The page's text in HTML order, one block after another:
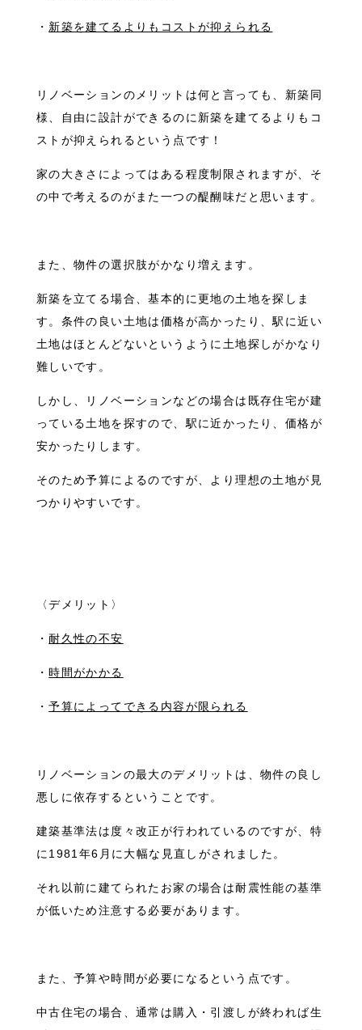
・ 新築を建てるよりもコストが抑えられる
リノベーションのメリットは何と言っても、新築同
様、自由に設計ができるのに新築を建てるよりもコ
ストが抑えられるという点です！
家の大きさによってはある程度制限されますが、そ
の中で考えるのがまた一つの醍醐味だと思います。
また、物件の選択肢がかなり増えます。
新築を立てる場合、基本的に更地の土地を探しま
す。条件の良い土地は価格が高かったり、駅に近い
土地はほとんどないというように土地探しがかなり
難しいです。
しかし、リノベーションなどの場合は既存住宅が建
っている土地を探すので、駅に近かったり、価格が
安かったりします。
そのため予算によるのですが、より理想の土地が見
つかりやすいです。
〈デメリット〉
・耐久性の不安
・時間がかかる
・予算によってできる内容が限られる
リノベーションの最大のデメリットは、物件の良し
悪しに依存するということです。
建築基準法は度々改正が行われているのですが、特
に1981年6月に大幅な見直しがされました。
それ以前に建てられたお家の場合は耐震性能の基準
が低いため注意する必要があります。
また、予算や時間が必要になるという点です。
中古住宅の場合、通常は購入・引渡しが終われば生